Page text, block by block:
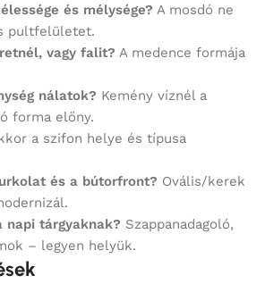
és mélysége? A mosdó ne
pultfelületet.
vagy falit? A medence formája
nálatok? Kemény víznél a
forma előny.
a szifon helye és típusa
és a bútorfront? Ovális/kerek
napi tárgyaknak? Szappanadagoló,
– legyen helyük.